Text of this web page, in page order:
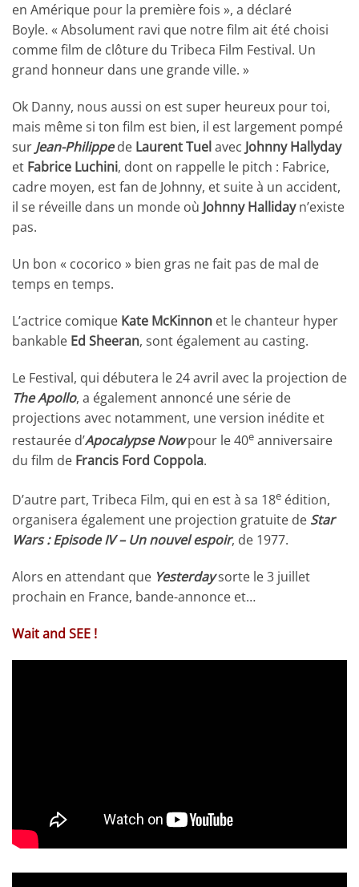
en Amérique pour la première fois », a déclaré
Boyle. « Absolument ravi que notre film ait été choisi
comme film de clôture du Tribeca Film Festival. Un
grand honneur dans une grande ville. »
Ok Danny, nous aussi on est super heureux pour toi,
mais même si ton film est bien, il est largement pompé
sur Jean-Philippede Laurent Tuel avec Johnny Hallyday
et Fabrice Luchini, dont on rappelle le pitch : Fabrice,
cadre moyen, est fan de Johnny, et suite à un accident,
il se réveille dans un monde où Johnny Hallidayn’existe
pas.
Un bon « cocorico » bien gras ne fait pas de mal de
temps en temps.
L’actrice comique Kate McKinnon et le chanteur hyper
bankable Ed Sheeran, sont également au casting.
Le Festival, qui débutera le 24 avril avec la projection de
The Apollo, a également annoncé une série de
projections avec notamment, une version inédite et
restaurée d’Apocalypse Nowpour le 40e anniversaire
du film de Francis Ford Coppola.
D’autre part, Tribeca Film, qui en est à sa 18e édition,
organisera également une projection gratuite de Star
Wars : Episode IV – Un nouvel espoir, de 1977.
Alors en attendant que Yesterdaysorte le 3 juillet
prochain en France, bande-annonce et…
Wait and SEE !